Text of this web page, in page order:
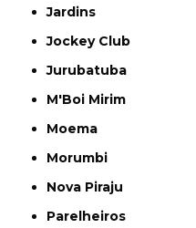
Jardins
Jockey Club
Jurubatuba
M'Boi Mirim
Moema
Morumbi
Nova Piraju
Parelheiros